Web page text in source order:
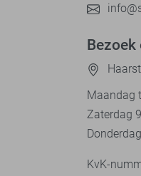
Bezoek
Maandag
Zaterdag
KvK-